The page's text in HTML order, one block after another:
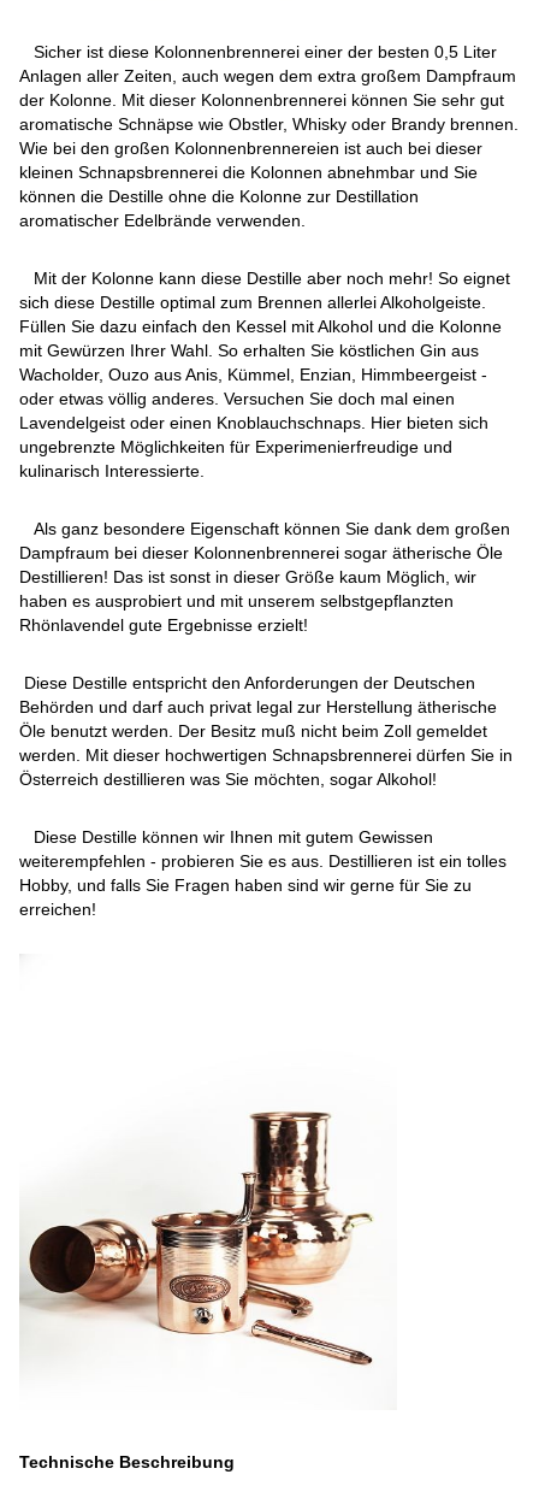
Sicher ist diese Kolonnenbrennerei einer der besten 0,5 Liter
Anlagen aller Zeiten, auch wegen dem extra großem Dampfraum
der Kolonne. Mit dieser Kolonnenbrennerei können Sie sehr gut
aromatische Schnäpse wie Obstler, Whisky oder Brandy brennen.
Wie bei den großen Kolonnenbrennereien ist auch bei dieser
kleinen Schnapsbrennerei die Kolonnen abnehmbar und Sie
können die Destille ohne die Kolonne zur Destillation
aromatischer Edelbrände verwenden.
Mit der Kolonne kann diese Destille aber noch mehr! So eignet
sich diese Destille optimal zum Brennen allerlei Alkoholgeiste.
Füllen Sie dazu einfach den Kessel mit Alkohol und die Kolonne
mit Gewürzen Ihrer Wahl. So erhalten Sie köstlichen Gin aus
Wacholder, Ouzo aus Anis, Kümmel, Enzian, Himmbeergeist -
oder etwas völlig anderes. Versuchen Sie doch mal einen
Lavendelgeist oder einen Knoblauchschnaps. Hier bieten sich
ungebrenzte Möglichkeiten für Experimenierfreudige und
kulinarisch Interessierte.
Als ganz besondere Eigenschaft können Sie dank dem großen
Dampfraum bei dieser Kolonnenbrennerei sogar ätherische Öle
Destillieren! Das ist sonst in dieser Größe kaum Möglich, wir
haben es ausprobiert und mit unserem selbstgepflanzten
Rhönlavendel gute Ergebnisse erzielt!
Diese Destille entspricht den Anforderungen der Deutschen
Behörden und darf auch privat legal zur Herstellung ätherische
Öle benutzt werden. Der Besitz muß nicht beim Zoll gemeldet
werden. Mit dieser hochwertigen Schnapsbrennerei dürfen Sie in
Österreich destillieren was Sie möchten, sogar Alkohol!
Diese Destille können wir Ihnen mit gutem Gewissen
weiterempfehlen - probieren Sie es aus. Destillieren ist ein tolles
Hobby, und falls Sie Fragen haben sind wir gerne für Sie zu
erreichen!
Technische Beschreibung